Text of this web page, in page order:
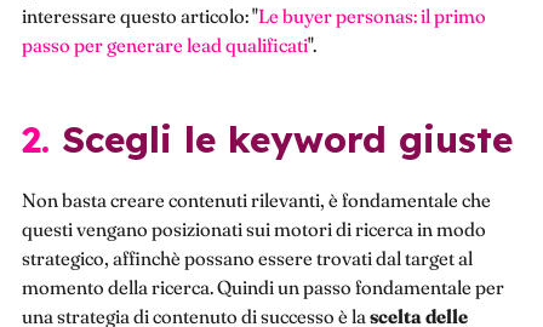
interessare questo articolo: "Le buyer personas: il primo
passo per generare lead qualificati".
2. Scegli le keyword giuste
Non basta creare contenuti rilevanti, è fondamentale che
questi vengano posizionati sui motori di ricerca in modo
strategico, affinchè possano essere trovati dal target al
momento della ricerca. Quindi un passo fondamentale per
una strategia di contenuto di successo è la scelta delle